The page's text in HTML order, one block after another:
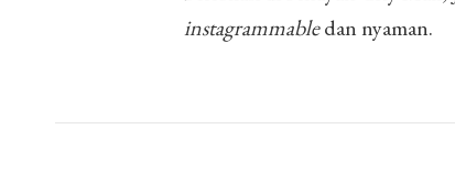
instagrammabledan nyaman.